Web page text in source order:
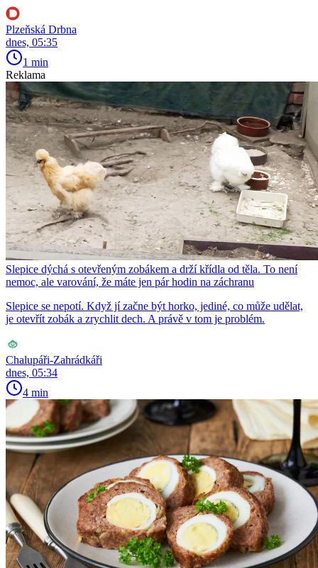
Plzeňská Drbna
dnes, 05:35
1 min
Reklama
Slepice dýchá s otevřeným zobákem a drží křídla od těla. To není
nemoc, ale varování, že máte jen pár hodin na záchranu
Slepice se nepotí. Když jí začne být horko, jediné, co může udělat,
je otevřít zobák a zrychlit dech. A právě v tom je problém.
Chalupáři-Zahrádkáři
dnes, 05:34
4 min